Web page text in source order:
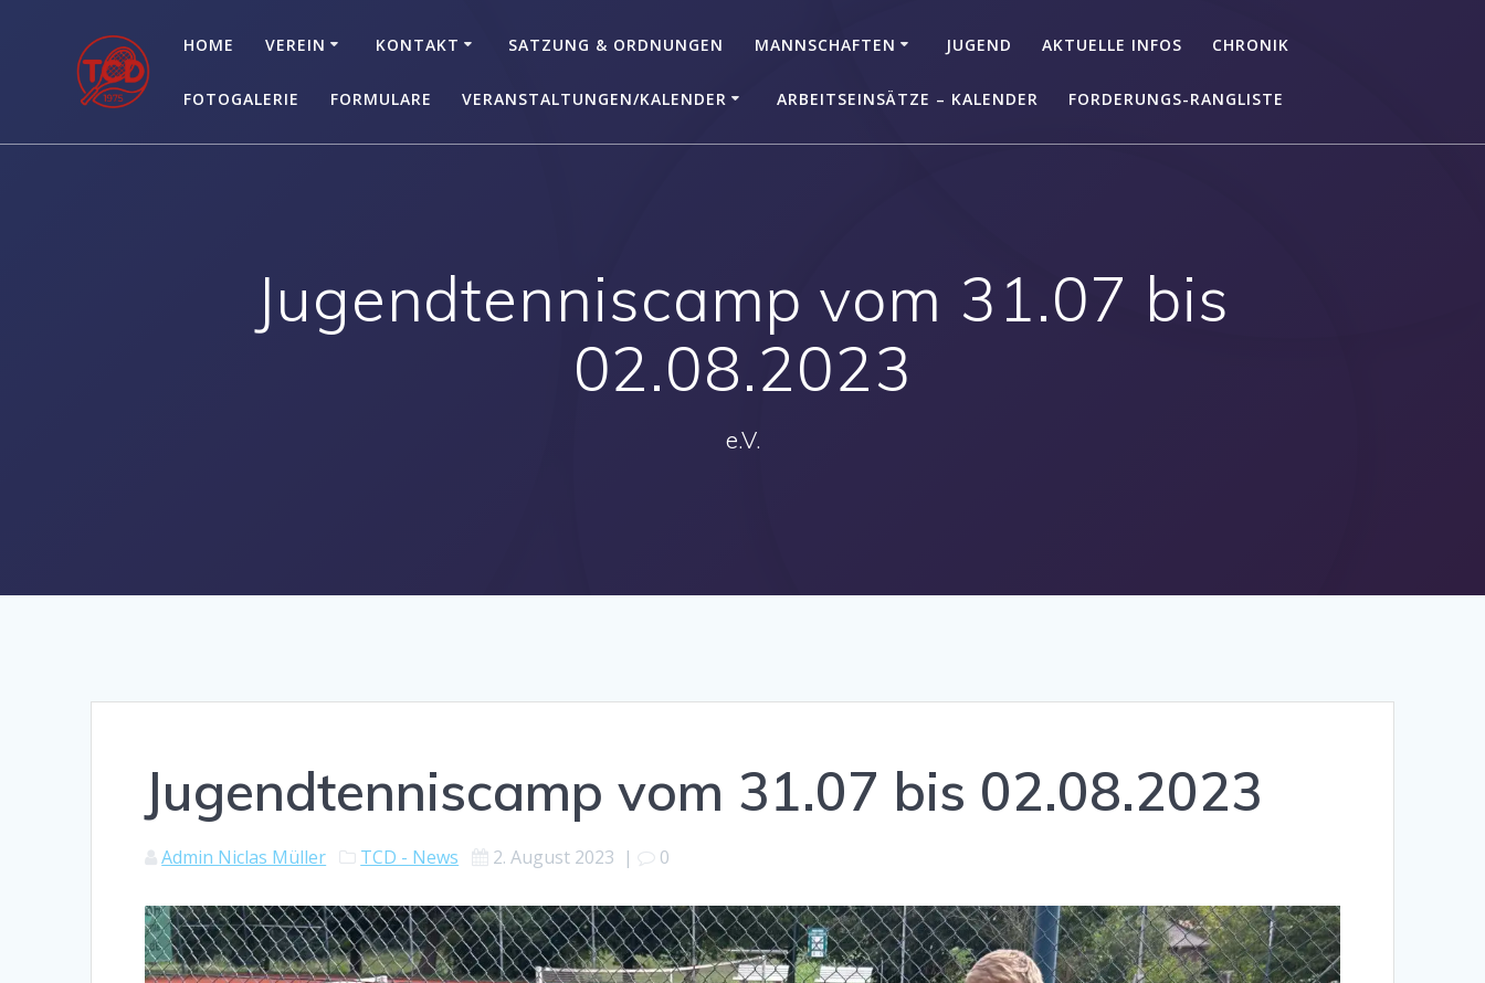
HOME VEREIN KONTAKT SATZUNG & ORDNUNGEN MANNSCHAFTEN JUGEND AKTUELLE INFOS CHRONIK
FOTOGALERIE FORMULARE VERANSTALTUNGEN/KALENDER ARBEITSEINSÄTZE – KALENDER FORDERUNGS-RANGLISTE
Jugendtenniscamp vom 31.07 bis
02.08.2023
e.V.
Jugendtenniscamp vom 31.07 bis 02.08.2023
Admin Niclas Müller TCD - News 2. August 2023 | 0